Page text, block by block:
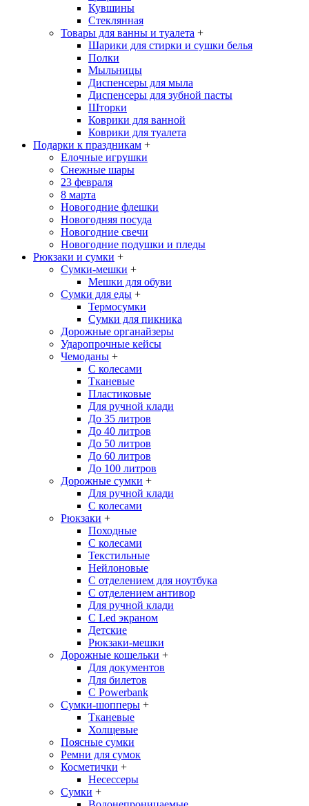
Кувшины
Стеклянная
Товары для ванны и туалета +
Шарики для стирки и сушки белья
Полки
Мыльницы
Диспенсеры для мыла
Диспенсеры для зубной пасты
Шторки
Коврики для ванной
Коврики для туалета
Подарки к праздникам +
Елочные игрушки
Снежные шары
23 февраля
8 марта
Новогодние флешки
Новогодняя посуда
Новогодние свечи
Новогодние подушки и пледы
Рюкзаки и сумки +
Сумки-мешки +
Мешки для обуви
Сумки для еды +
Термосумки
Сумки для пикника
Дорожные органайзеры
Ударопрочные кейсы
Чемоданы +
С колесами
Тканевые
Пластиковые
Для ручной клади
До 35 литров
До 40 литров
До 50 литров
До 60 литров
До 100 литров
Дорожные сумки +
Для ручной клади
С колесами
Рюкзаки +
Походные
С колесами
Текстильные
Нейлоновые
С отделением для ноутбука
С отделением антивор
Для ручной клади
С Led экраном
Детские
Рюкзаки-мешки
Дорожные кошельки +
Для документов
Для билетов
С Powerbank
Сумки-шопперы +
Тканевые
Холщевые
Поясные сумки
Ремни для сумок
Косметички +
Несессеры
Сумки +